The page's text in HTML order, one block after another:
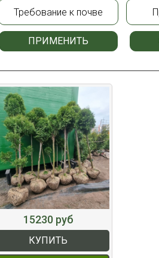
Требование к почве
ПРИМЕНИТЬ
15230 руб
КУПИТЬ